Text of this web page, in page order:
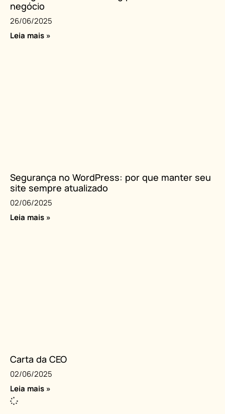
negócio
26/06/2025
Leia mais »
Segurança no WordPress: por que manter seu
site sempre atualizado
02/06/2025
Leia mais »
Carta da CEO
02/06/2025
Leia mais »